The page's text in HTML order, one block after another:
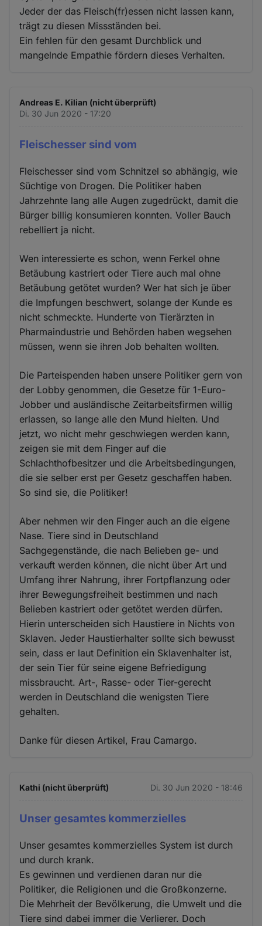
Jeder der das Fleisch(fr)essen nicht lassen kann,
trägt zu diesen Missständen bei.
Ein fehlen für den gesamt Durchblick und
mangelnde Empathie fördern dieses Verhalten.
Andreas E. Kilian (nicht überprüft)
Di. 30 Jun 2020 - 17:20
Fleischesser sind vom
Fleischesser sind vom Schnitzel so abhängig, wie
Süchtige von Drogen. Die Politiker haben
Jahrzehnte lang alle Augen zugedrückt, damit die
Bürger billig konsumieren konnten. Voller Bauch
rebelliert ja nicht.
Wen interessierte es schon, wenn Ferkel ohne
Betäubung kastriert oder Tiere auch mal ohne
Betäubung getötet wurden? Wer hat sich je über
die Impfungen beschwert, solange der Kunde es
nicht schmeckte. Hunderte von Tierärzten in
Pharmaindustrie und Behörden haben wegsehen
müssen, wenn sie ihren Job behalten wollten.
Die Parteispenden haben unsere Politiker gern von
der Lobby genommen, die Gesetze für 1-Euro-
Jobber und ausländische Zeitarbeitsfirmen willig
erlassen, so lange alle den Mund hielten. Und
jetzt, wo nicht mehr geschwiegen werden kann,
zeigen sie mit dem Finger auf die
Schlachthofbesitzer und die Arbeitsbedingungen,
die sie selber erst per Gesetz geschaffen haben.
So sind sie, die Politiker!
Aber nehmen wir den Finger auch an die eigene
Nase. Tiere sind in Deutschland
Sachgegenstände, die nach Belieben ge- und
verkauft werden können, die nicht über Art und
Umfang ihrer Nahrung, ihrer Fortpflanzung oder
ihrer Bewegungsfreiheit bestimmen und nach
Belieben kastriert oder getötet werden dürfen.
Hierin unterscheiden sich Haustiere in Nichts von
Sklaven. Jeder Haustierhalter sollte sich bewusst
sein, dass er laut Definition ein Sklavenhalter ist,
der sein Tier für seine eigene Befriedigung
missbraucht. Art-, Rasse- oder Tier-gerecht
werden in Deutschland die wenigsten Tiere
gehalten.
Danke für diesen Artikel, Frau Camargo.
Kathi (nicht überprüft) Di. 30 Jun 2020 - 18:46
Unser gesamtes kommerzielles
Unser gesamtes kommerzielles System ist durch
und durch krank.
Es gewinnen und verdienen daran nur die
Politiker, die Religionen und die Großkonzerne.
Die Mehrheit der Bevölkerung, die Umwelt und die
Tiere sind dabei immer die Verlierer. Doch